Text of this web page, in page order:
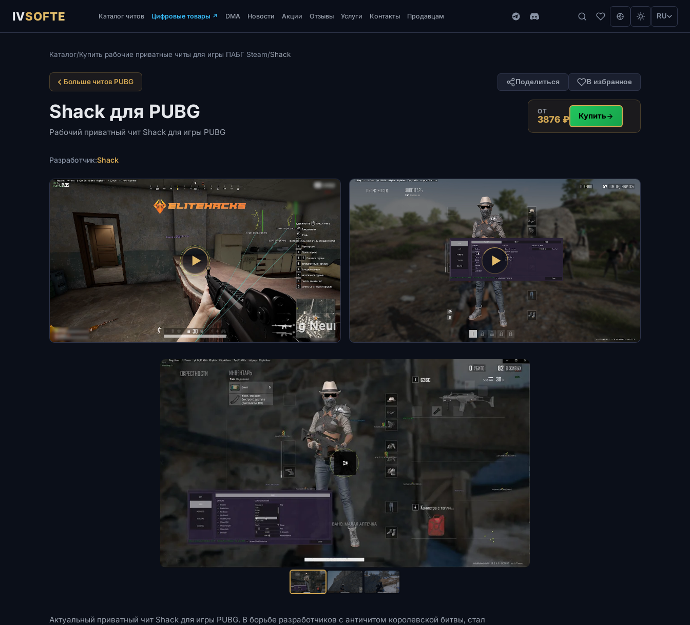
IVSOFTE Каталог читов Цифровые товары ↗ DMA Новости Акции Отзывы Услуги Контакты Продавцам RU
Каталог/Купить рабочие приватные читы для игры ПАБГ Steam/Shack
Больше читов PUBG Поделиться В избранное
Shack для PUBG
Рабочий приватный чит Shack для игры PUBG
ОТ
3876 ₽ Купить
Разработчик:Shack
<
>
Актуальный приватный чит Shack для игры PUBG. В борьбе разработчиков с античитом королевской битвы, стал